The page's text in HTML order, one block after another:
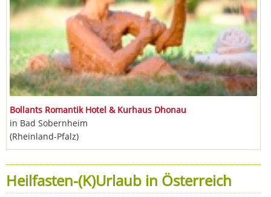
Bollants Romantik Hotel & Kurhaus Dhonau
in Bad Sobernheim
(Rheinland-Pfalz)
Heilfasten-(K)Urlaub in Österreich